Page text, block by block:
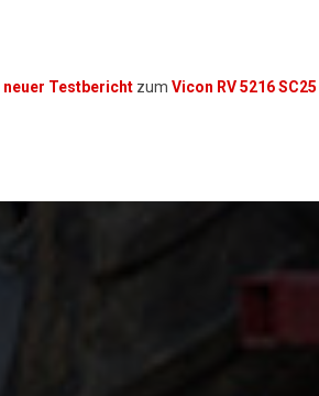
neuer Testbericht zum Vicon RV 5216 SC25